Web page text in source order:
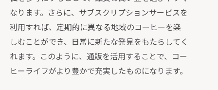
通販でのコーヒー選びで失敗しないた
めに
初心者に優しいコーヒーの風味ガイド
通販で安心して購入できるコーヒー豆
なります。さらに、サブスクリプションサービスを
利用すれば、定期的に異なる地域のコーヒーを楽
しむことができ、日常に新たな発見をもたらしてく
れます。このように、通販を活用することで、コー
ヒーライフがより豊かで充実したものになります。